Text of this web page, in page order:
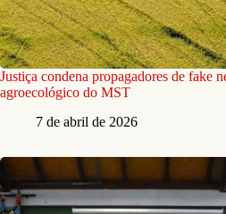
Justiça condena propagadores de fake
agroecológico do MST
7 de abril de 2026